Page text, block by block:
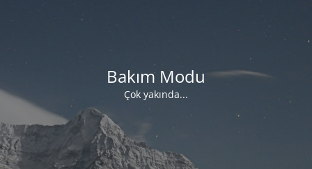
Bakım Modu
Çok yakında...